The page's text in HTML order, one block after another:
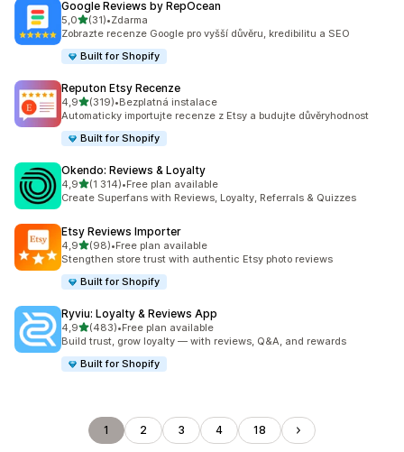
Google Reviews by RepOcean
5,0z 5 hvězd
(31)
Celkový počet recenzí: 31
•Zdarma
Zobrazte recenze Google pro vyšší důvěru, kredibilitu a SEO
Built for Shopify
Reputon Etsy Recenze
4,9z 5 hvězd
(319)
Celkový počet recenzí: 319
•Bezplatná instalace
Automaticky importujte recenze z Etsy a budujte důvěryhodnost
Built for Shopify
Okendo: Reviews & Loyalty
4,9z 5 hvězd
(1 314)
Celkový počet recenzí: 1314
•Free plan available
Create Superfans with Reviews, Loyalty, Referrals & Quizzes
Etsy Reviews Importer
4,9z 5 hvězd
(98)
Celkový počet recenzí: 98
•Free plan available
Stengthen store trust with authentic Etsy photo reviews
Built for Shopify
Ryviu: Loyalty & Reviews App
4,9z 5 hvězd
(483)
Celkový počet recenzí: 483
•Free plan available
Build trust, grow loyalty — with reviews, Q&A, and rewards
Built for Shopify
1 2 3 4 18